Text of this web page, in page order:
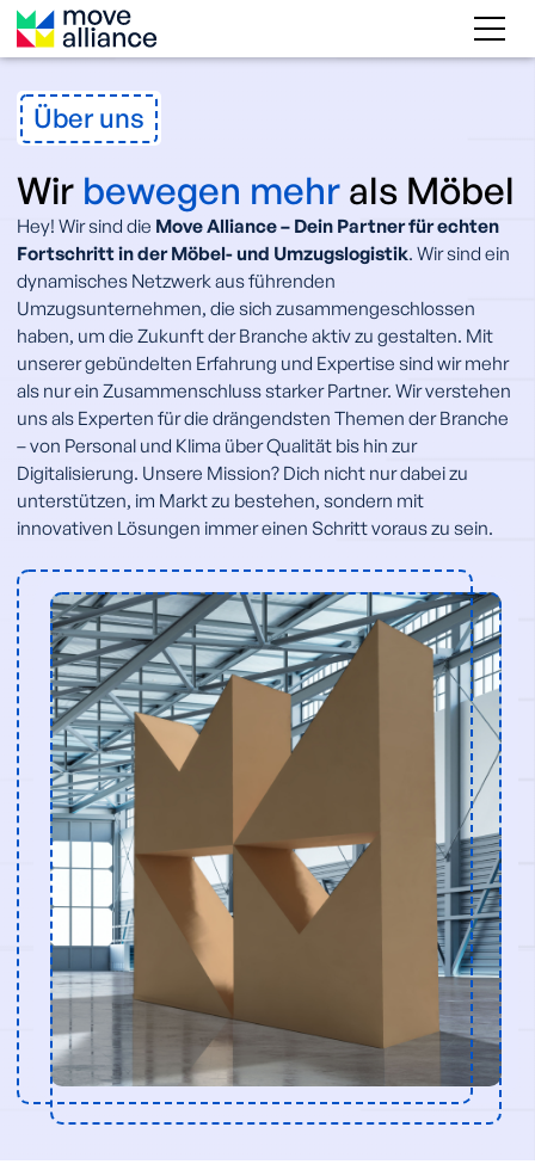
Über uns
Wir bewegen mehr als Möbel
Hey! Wir sind die Move Alliance – Dein Partner für echten
Fortschritt in der Möbel- und Umzugslogistik. Wir sind ein
dynamisches Netzwerk aus führenden
Umzugsunternehmen, die sich zusammengeschlossen
haben, um die Zukunft der Branche aktiv zu gestalten. Mit
unserer gebündelten Erfahrung und Expertise sind wir mehr
als nur ein Zusammenschluss starker Partner. Wir verstehen
uns als Experten für die drängendsten Themen der Branche
– von Personal und Klima über Qualität bis hin zur
Digitalisierung. Unsere Mission? Dich nicht nur dabei zu
unterstützen, im Markt zu bestehen, sondern mit
innovativen Lösungen immer einen Schritt voraus zu sein.